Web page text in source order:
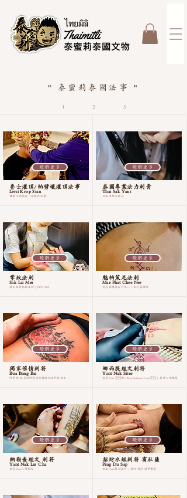
" 泰蜜莉泰國法事 "
1 2 3
瞭解更多
魯士灌頂/帕劈蠟灌頂法事
Lersi Krop Sian
健康方面病痛，推薦此法事
瞭解更多
掌紋法刺
Sak Lai Mer
獨家改命泰國法刺 | NIYOM
瞭解更多
獨家催情刺符
Bua Bang Bai
阿贊佑, 龍普郭師傅首位傳授此法門的徒弟
瞭解更多
納勒查經文 刺符
Yant Nak Ler Cha
龍普Pun人緣經文
瞭解更多
泰國專業法力刺青
Thai Sak Yant
具法力經文刺符
瞭解更多
魅帕策尼法刺
Mae Phat Chee Nee
龍普郭傳授法門之一 | 主打異性緣
瞭解更多
娜西提經文刺符
Yant Nak Sitee
龍普Pun 🇹🇭Wat Mai Kathum Lom🇹🇭 | 提升人緣魅塔
瞭解更多
招財水蛭刺符 賓杜薩
Ping Du Sap
龍婆Dam傳授法門 | 招財 吸財 助事業運